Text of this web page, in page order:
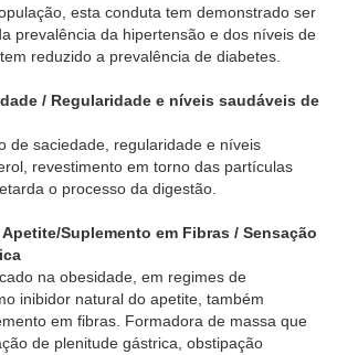
esta conduta tem demonstrado ser
prevalência da hipertensão e dos níveis de
reduzido a prevalência de diabetes.
/ Regularidade e níveis saudáveis de
de saciedade, regularidade e níveis
revestimento em torno das partículas
o processo da digestão.
Suplemento em Fibras / Sensação
na obesidade, em regimes de
inibidor natural do apetite, também
em fibras. Formadora de massa que
de plenitude gástrica, obstipação